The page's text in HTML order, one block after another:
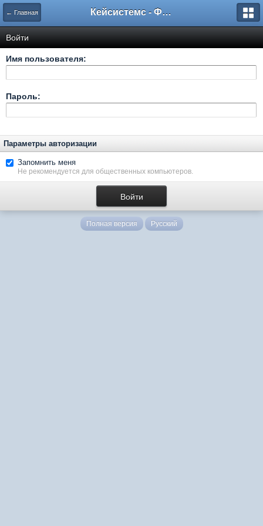
← Главная Кейсистемс - Форумы
Войти
Имя пользователя:
Пароль:
Параметры авторизации
Запомнить меня
Не рекомендуется для общественных компьютеров.
Полная версия Русский